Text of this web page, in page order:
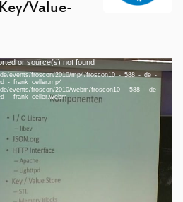
Value-
or source(s) not found
events/froscon/2010/mp4/froscon10_-_588_-_de_-
_frank_celler.mp4
events/froscon/2010/webm/froscon10_-_588_-_de_-
_frank_celler.webm